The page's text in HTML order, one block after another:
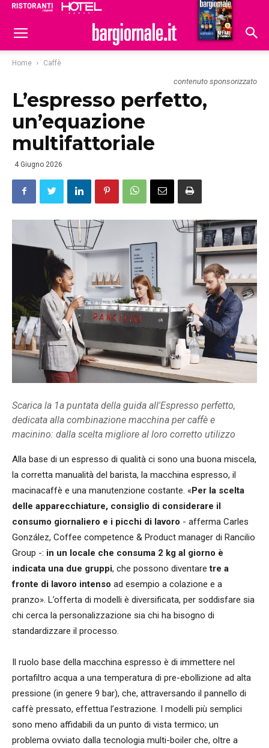
Hoteldomani
Home Caffè
contenuto sponsorizzato
L’espresso perfetto,
un’equazione
multifattoriale
4 Giugno 2026
Scarica la 1a puntata della guida all'Espresso perfetto,
dedicata alla combinazione macchina per caffè e
macinino: dalla scelta migliore al loro corretto utilizzo
Alla base di un espresso di qualità ci sono una buona miscela,
la corretta manualità del barista, la macchina espresso, il
macinacaffè e una manutenzione costante. «Per la scelta
delle apparecchiature, consiglio di considerare il
consumo giornaliero e i picchi di lavoro - afferma Carles
González, Coffee competence & Product manager di Rancilio
Group -: in un locale che consuma 2 kg al giorno è
indicata una due gruppi, che possono diventaretre a
fronte di lavoro intenso ad esempio a colazione e a
pranzo». L’offerta di modelli è diversificata, per soddisfare sia
chi cerca la personalizzazione sia chi ha bisogno di
standardizzare il processo.
Il ruolo base della macchina espresso è di immettere nel
portafiltro acqua a una temperatura di pre-ebollizione ad alta
pressione (in genere 9 bar), che, attraversando il pannello di
caffè pressato, effettua l’estrazione. I modelli più semplici
sono meno affidabili da un punto di vista termico; un
problema ovviato dalla tecnologia multi-boiler che, oltre a